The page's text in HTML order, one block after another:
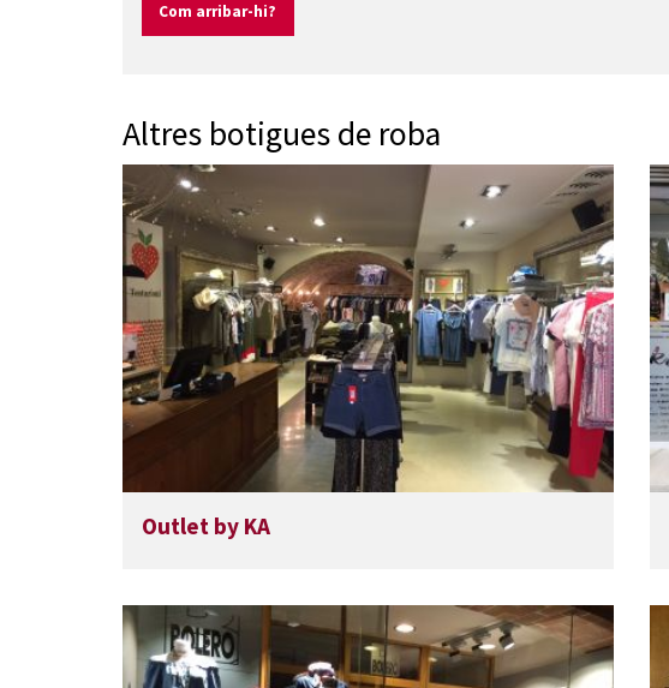
Com arribar-hi?
Altres botigues de roba
Outlet by KA